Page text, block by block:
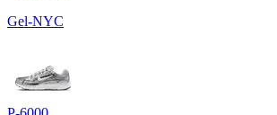
Gel-NYC